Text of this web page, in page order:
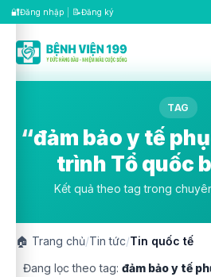
🔐Đăng nhập 📝Đăng ký
TAG
“đảm bảo y tế
trình Tổ quốc
Kết quả theo tag trong
🏠 Trang chủ/Tin tức/Tin quốc tế
Đang lọc theo tag: đảm bảo y tế